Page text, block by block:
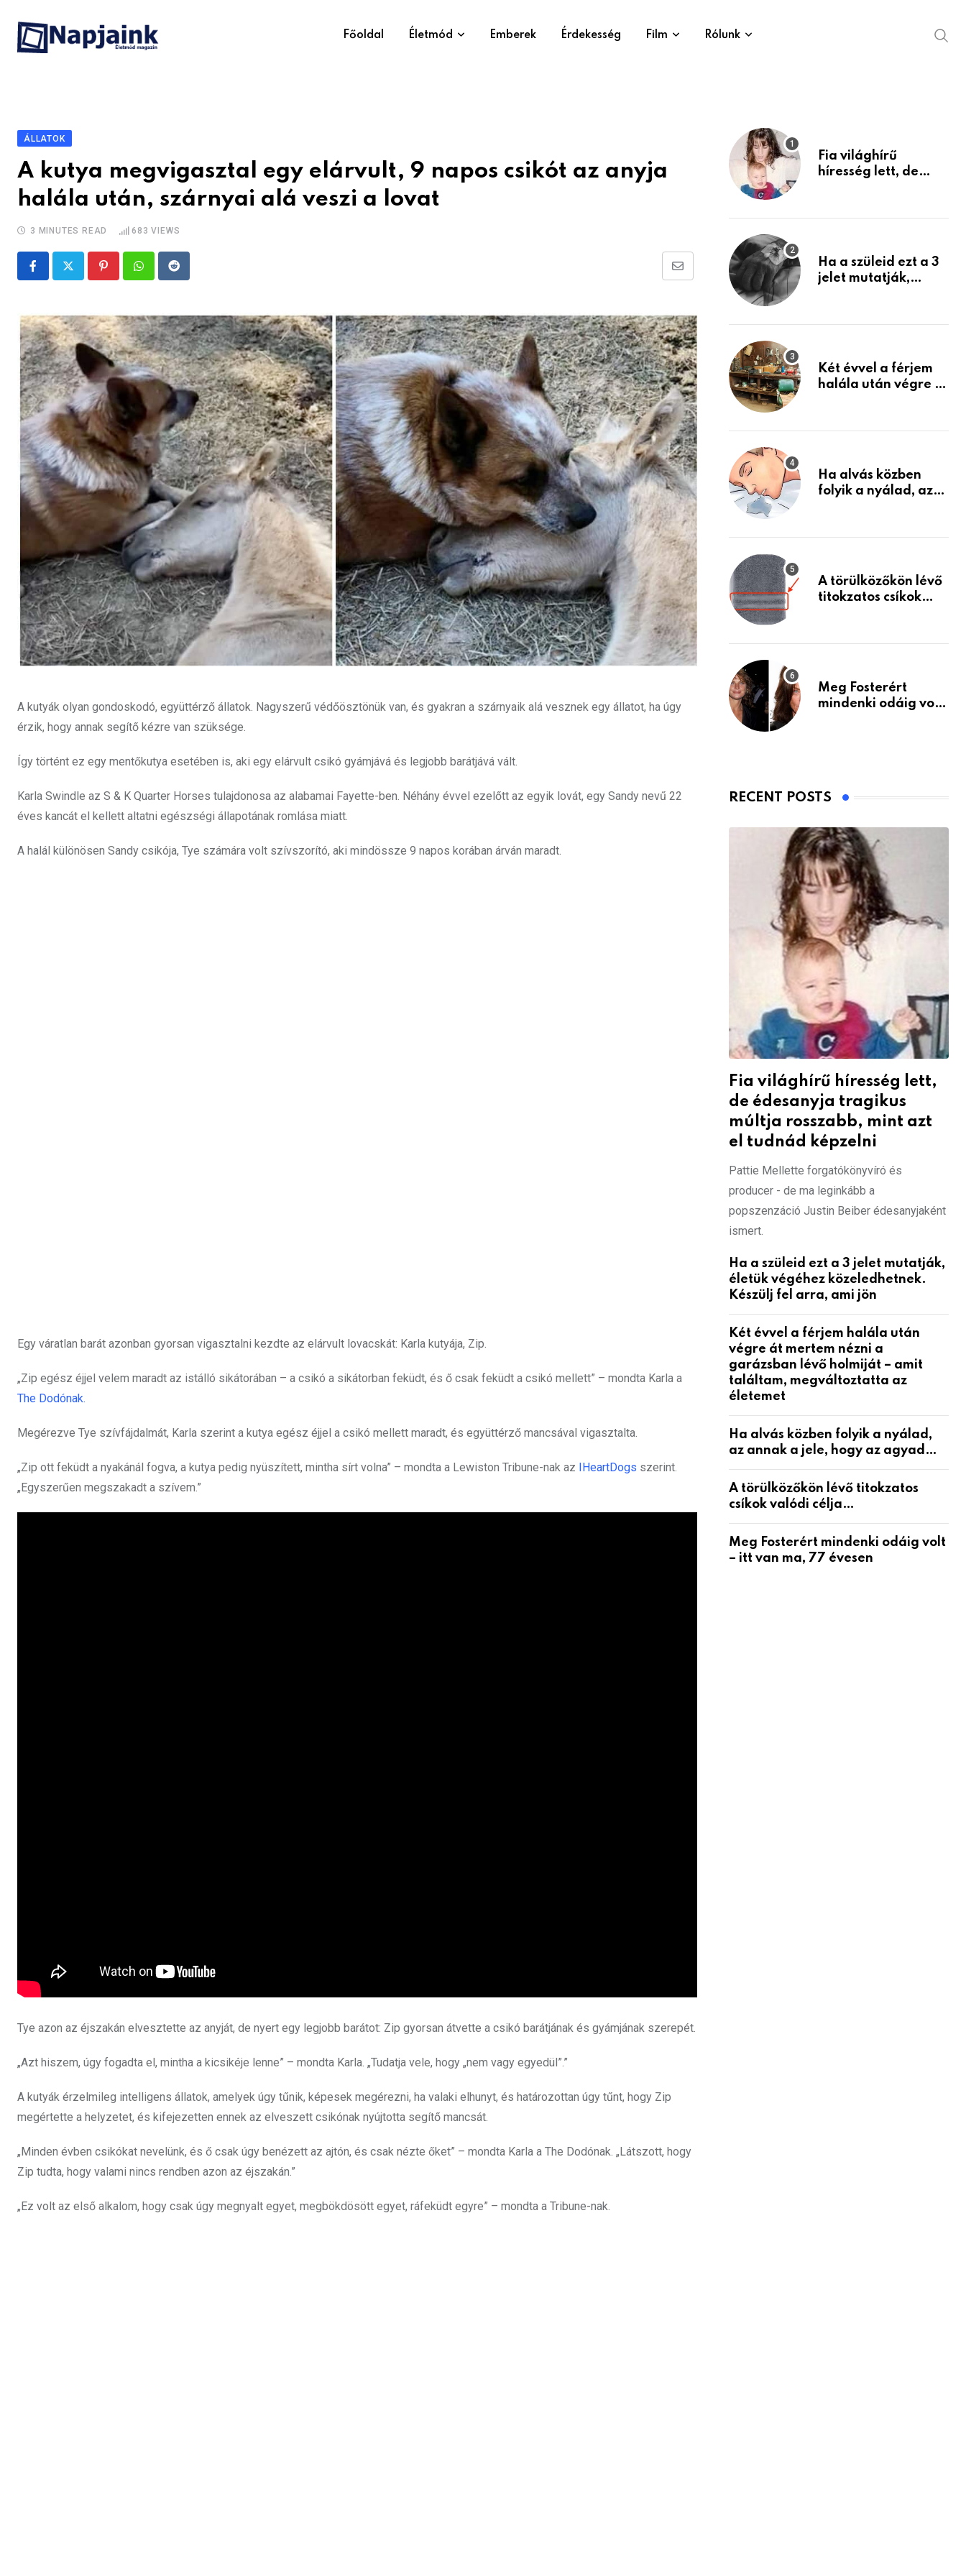
content
Főoldal Életmód Emberek Érdekesség Film Rólunk
ÁLLATOK
A kutya megvigasztal egy elárvult, 9 napos csikót az anyja
halála után, szárnyai alá veszi a lovat
3 MINUTES READ 683 VIEWS
PinterestWhatsappReddit
Share
Email
A kutyák olyan gondoskodó, együttérző állatok. Nagyszerű védőösztönük van, és gyakran a szárnyaik alá vesznek egy állatot, ha úgy
érzik, hogy annak segítő kézre van szüksége.
Így történt ez egy mentőkutya esetében is, aki egy elárvult csikó gyámjává és legjobb barátjává vált.
Karla Swindle az S & K Quarter Horses tulajdonosa az alabamai Fayette-ben. Néhány évvel ezelőtt az egyik lovát, egy Sandy nevű 22
éves kancát el kellett altatni egészségi állapotának romlása miatt.
A halál különösen Sandy csikója, Tye számára volt szívszorító, aki mindössze 9 napos korában árván maradt.
Egy váratlan barát azonban gyorsan vigasztalni kezdte az elárvult lovacskát: Karla kutyája, Zip.
„Zip egész éjjel velem maradt az istálló sikátorában – a csikó a sikátorban feküdt, és ő csak feküdt a csikó mellett” – mondta Karla a
The Dodónak.
Megérezve Tye szívfájdalmát, Karla szerint a kutya egész éjjel a csikó mellett maradt, és együttérző mancsával vigasztalta.
„Zip ott feküdt a nyakánál fogva, a kutya pedig nyüszített, mintha sírt volna” – mondta a Lewiston Tribune-nak az IHeartDogs szerint.
„Egyszerűen megszakadt a szívem.”
Tye azon az éjszakán elvesztette az anyját, de nyert egy legjobb barátot: Zip gyorsan átvette a csikó barátjának és gyámjának szerepét.
„Azt hiszem, úgy fogadta el, mintha a kicsikéje lenne” – mondta Karla. „Tudatja vele, hogy „nem vagy egyedül”.”
A kutyák érzelmileg intelligens állatok, amelyek úgy tűnik, képesek megérezni, ha valaki elhunyt, és határozottan úgy tűnt, hogy Zip
megértette a helyzetet, és kifejezetten ennek az elveszett csikónak nyújtotta segítő mancsát.
„Minden évben csikókat nevelünk, és ő csak úgy benézett az ajtón, és csak nézte őket” – mondta Karla a The Dodónak. „Látszott, hogy
Zip tudta, hogy valami nincs rendben azon az éjszakán.”
„Ez volt az első alkalom, hogy csak úgy megnyalt egyet, megbökdösött egyet, ráfeküdt egyre” – mondta a Tribune-nak.
Fia világhírű
híresség lett, de
mint azt el tudnád
Ha a szüleid ezt a 3
jelet mutatják,
Készülj fel arra, ami
Két évvel a férjem
halála után végre át
holmiját – amit
életemet
Ha alvás közben
folyik a nyálad, az
A törülközőkön lévő
titokzatos csíkok
Meg Fosterért
mindenki odáig volt
RECENT POSTS
Fia világhírű híresség lett,
de édesanyja tragikus
múltja rosszabb, mint azt
el tudnád képzelni
Pattie Mellette forgatókönyvíró és
producer - de ma leginkább a
popszenzáció Justin Beiber édesanyjaként
ismert.
Ha a szüleid ezt a 3 jelet mutatják,
életük végéhez közeledhetnek.
Készülj fel arra, ami jön
Két évvel a férjem halála után
végre át mertem nézni a
garázsban lévő holmiját – amit
találtam, megváltoztatta az
életemet
Ha alvás közben folyik a nyálad,
az annak a jele, hogy az agyad…
A törülközőkön lévő titokzatos
csíkok valódi célja…
Meg Fosterért mindenki odáig volt
– itt van ma, 77 évesen